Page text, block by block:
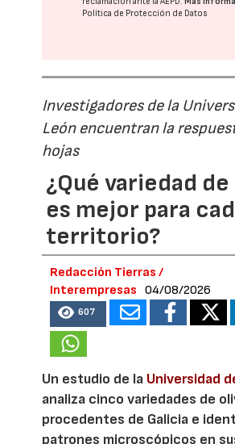
Política de Protección de Datos
Investigadores de la
León encuentran la
hojas
¿Qué variedad
es mejor para
territorio?
Redacción Tierras /
Interempresas
04/08/2026
607
Un estudio de la Universidad
analiza cinco variedades de
procedentes de Galicia e
patrones microscópicos en